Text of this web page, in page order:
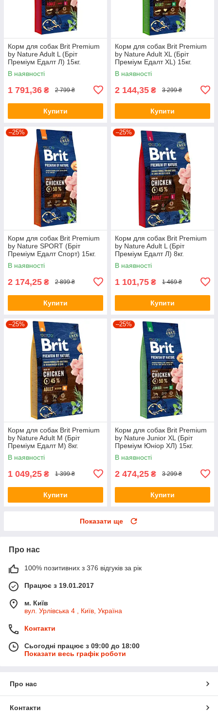
Корм для собак Brit Premium
by Nature Adult L (Бріт
Преміум Едалт Л) 15кг.
В наявності
1 791,36 ₴ 2 799 ₴
Купити
Корм для собак Brit Premium
by Nature Adult XL (Бріт
Преміум Едалт XL) 15кг.
В наявності
2 144,35 ₴ 3 299 ₴
Купити
–25%
Корм для собак Brit Premium
by Nature SPORT (Бріт
Преміум Едалт Спорт) 15кг.
В наявності
2 174,25 ₴ 2 899 ₴
Купити
–25%
Корм для собак Brit Premium
by Nature Adult L (Бріт
Преміум Едалт Л) 8кг.
В наявності
1 101,75 ₴ 1 469 ₴
Купити
–25%
Корм для собак Brit Premium
by Nature Adult М (Бріт
Преміум Едалт М) 8кг.
В наявності
1 049,25 ₴ 1 399 ₴
Купити
–25%
Корм для собак Brit Premium
by Nature Junior XL (Бріт
Преміум Юніор ХЛ) 15кг.
В наявності
2 474,25 ₴ 3 299 ₴
Купити
Показати ще
Про нас
100% позитивних з 376 відгуків за рік
Працює з 19.01.2017
м. Київ
вул. Урлівська 4 , Київ, Україна
Контакти
Сьогодні працює з 09:00 до 18:00
Показати весь графік роботи
Про нас
Контакти